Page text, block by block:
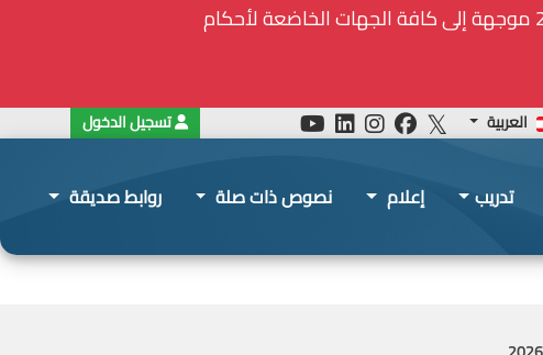
العربية تسجيل الدخول
تدريب إعلام نصوص ذات صلة روابط صديقة